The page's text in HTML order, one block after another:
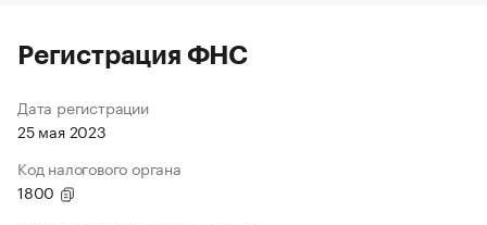
Регистрация ФНС
Дата регистрации
25 мая 2023
Код налогового органа
1800